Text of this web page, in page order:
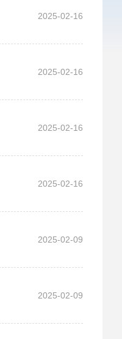
2025-02-16
2025-02-16
2025-02-16
2025-02-16
2025-02-09
2025-02-09